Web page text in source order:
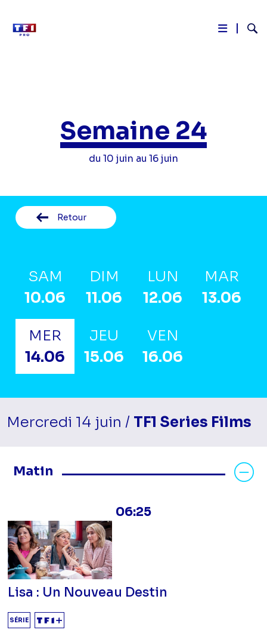
Semaine 24
du 10 juin au 16 juin
Retour
SAM
10.06
DIM
11.06
LUN
12.06
MAR
13.06
MER
14.06
JEU
15.06
VEN
16.06
Mercredi 14 juin / TF1 Series Films
Matin
Masquer les programmes Matin
06:25
Lisa : Un Nouveau Destin
SÉRIE